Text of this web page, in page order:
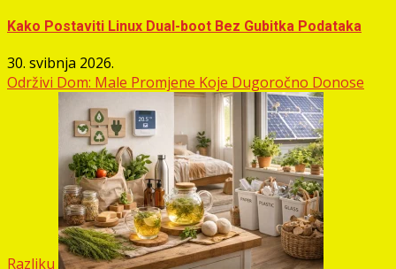
Kako Postaviti Linux Dual-boot Bez Gubitka Podataka
30. svibnja 2026.
Održivi Dom: Male Promjene Koje Dugoročno Donose
Razliku